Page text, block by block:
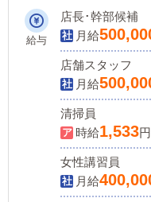
キッカケに～一
社保完備/昇給随
ボーナス最大年
給与
店長･幹部候補
月給
店舗スタッフ
月給
清掃員
時給1,533
女性講習員
月給